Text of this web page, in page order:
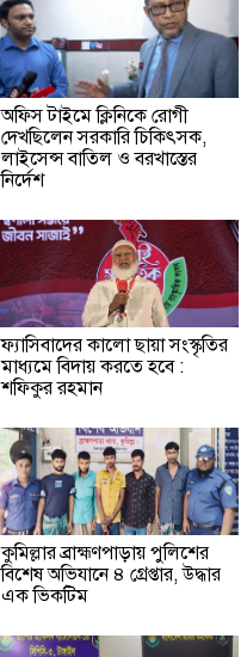
অফিস টাইমে ক্লিনিকে রোগী
দেখছিলেন সরকারি চিকিৎসক,
লাইসেন্স বাতিল ও বরখাস্তের
নির্দেশ
ফ্যাসিবাদের কালো ছায়া সংস্কৃতির
মাধ্যমে বিদায় করতে হবে :
শফিকুর রহমান
কুমিল্লার ব্রাহ্মণপাড়ায় পুলিশের
বিশেষ অভিযানে ৪ গ্রেপ্তার, উদ্ধার
এক ভিকটিম